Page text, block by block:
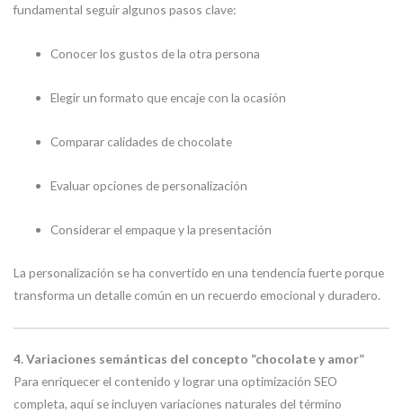
fundamental seguir algunos pasos clave:
Conocer los gustos de la otra persona
Elegir un formato que encaje con la ocasión
Comparar calidades de chocolate
Evaluar opciones de personalización
Considerar el empaque y la presentación
La personalización se ha convertido en una tendencia fuerte porque
transforma un detalle común en un recuerdo emocional y duradero.
4. Variaciones semánticas del concepto “chocolate y amor”
Para enriquecer el contenido y lograr una optimización SEO
completa, aquí se incluyen variaciones naturales del término